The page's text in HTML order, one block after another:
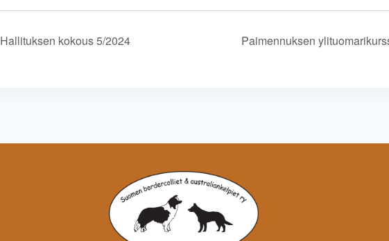
Hallituksen kokous 5/2024 Paimennuksen